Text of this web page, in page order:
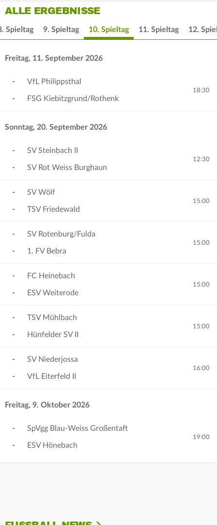
ALLE ERGEBNISSE
Spieltag 9. Spieltag 10. Spieltag 11. Spieltag 12.
Freitag, 11. September 2026
-
-
VfL Philippsthal
FSG Kiebitzgrund/Rothenk
18:30
Sonntag, 20. September 2026
-
-
SV Steinbach II
SV Rot Weiss Burghaun
12:30
-
-
SV Wölf
TSV Friedewald
15:00
-
-
SV Rotenburg/Fulda
1. FV Bebra
15:00
-
-
FC Heinebach
ESV Weiterode
15:00
-
-
TSV Mühlbach
Hünfelder SV II
15:00
-
-
SV Niederjossa
VfL Eiterfeld II
16:00
Freitag, 9. Oktober 2026
-
-
SpVgg Blau-Weiss Großentaft
ESV Hönebach
19:00